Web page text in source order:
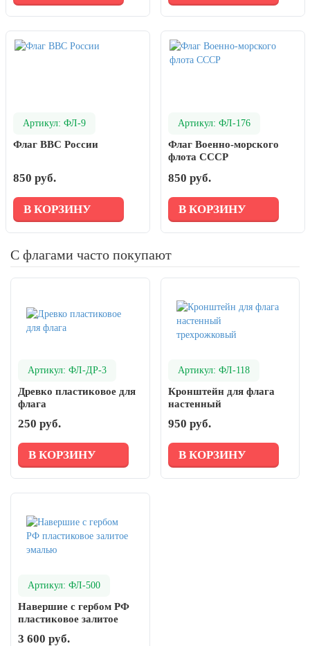
Артикул: ФЛ-9
Флаг ВВС России
850 руб.
В КОРЗИНУ
Артикул: ФЛ-176
Флаг Военно-морского
флота СССР
850 руб.
В КОРЗИНУ
С флагами часто покупают
Артикул: ФЛ-ДР-3
Древко пластиковое для
флага
250 руб.
В КОРЗИНУ
Артикул: ФЛ-118
Кронштейн для флага
настенный
950 руб.
В КОРЗИНУ
Артикул: ФЛ-500
Навершие с гербом РФ
пластиковое залитое
3 600 руб.